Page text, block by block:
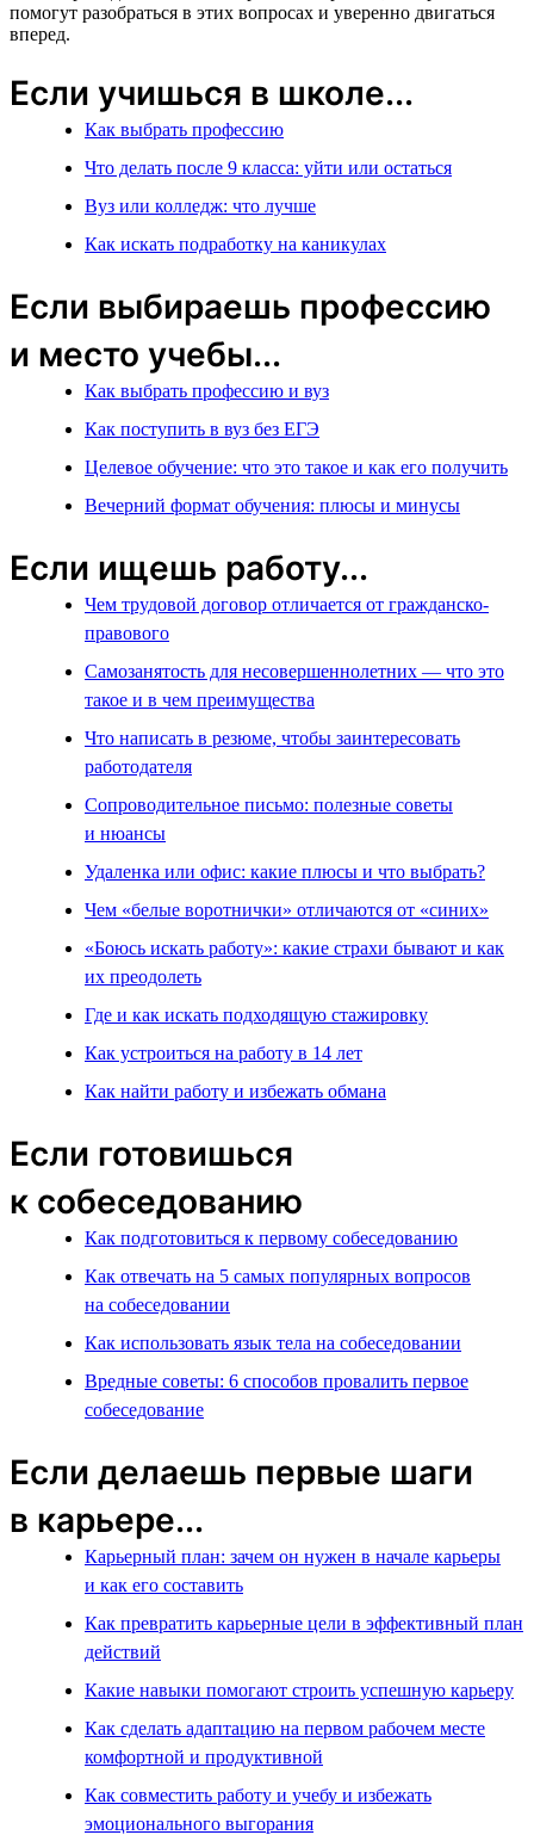
помогут разобраться в этих вопросах и уверенно двигаться
вперед.
Если учишься в школе...
Как выбрать профессию
Что делать после 9 класса: уйти или остаться
Вуз или колледж: что лучше
Как искать подработку на каникулах
Если выбираешь профессию
и место учебы...
Как выбрать профессию и вуз
Как поступить в вуз без ЕГЭ
Целевое обучение: что это такое и как его получить
Вечерний формат обучения: плюсы и минусы
Если ищешь работу...
Чем трудовой договор отличается от гражданско-
правового
Самозанятость для несовершеннолетних — что это
такое и в чем преимущества
Что написать в резюме, чтобы заинтересовать
работодателя
Сопроводительное письмо: полезные советы
и нюансы
Удаленка или офис: какие плюсы и что выбрать?
Чем «белые воротнички» отличаются от «синих»
«Боюсь искать работу»: какие страхи бывают и как
их преодолеть
Где и как искать подходящую стажировку
Как устроиться на работу в 14 лет
Как найти работу и избежать обмана
Если готовишься
к собеседованию
Как подготовиться к первому собеседованию
Как отвечать на 5 самых популярных вопросов
на собеседовании
Как использовать язык тела на собеседовании
Вредные советы: 6 способов провалить первое
собеседование
Если делаешь первые шаги
в карьере...
Карьерный план: зачем он нужен в начале карьеры
и как его составить
Как превратить карьерные цели в эффективный план
действий
Какие навыки помогают строить успешную карьеру
Как сделать адаптацию на первом рабочем месте
комфортной и продуктивной
Как совместить работу и учебу и избежать
эмоционального выгорания